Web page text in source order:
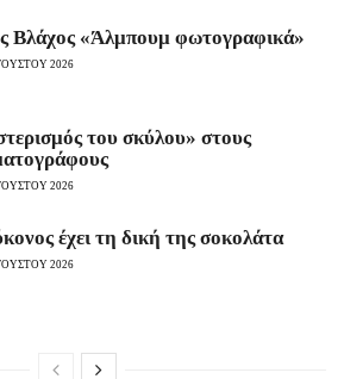
Βλάχος «Άλμπουμ φωτογραφικά»
2026
του σκύλου» στους
2026
έχει τη δική της σοκολάτα
2026